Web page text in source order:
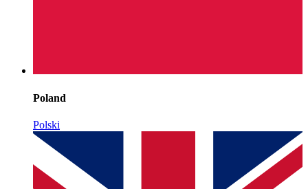
Poland
Polski